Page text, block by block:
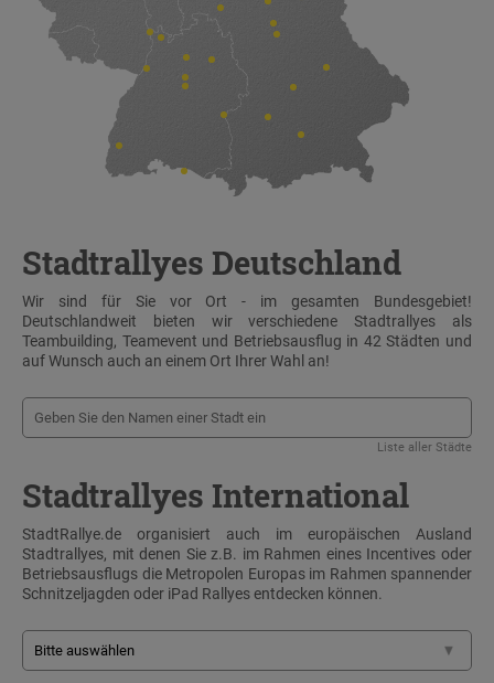
Stadtrallyes Deutschland
Wir sind für Sie vor Ort - im gesamten Bundesgebiet!
Deutschlandweit bieten wir verschiedene Stadtrallyes als
Teambuilding, Teamevent und Betriebsausflug in 42 Städten und
auf Wunsch auch an einem Ort Ihrer Wahl an!
Liste aller Städte
Stadtrallyes International
StadtRallye.de organisiert auch im europäischen Ausland
Stadtrallyes, mit denen Sie z.B. im Rahmen eines Incentives oder
Betriebsausflugs die Metropolen Europas im Rahmen spannender
Schnitzeljagden oder iPad Rallyes entdecken können.